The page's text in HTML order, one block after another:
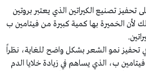
تحفيز تصنيع الكيراتين الذي يعتبر بروتين
لأن الخميرة بها كمية كبيرة من فيتامين ب
تحفيز نمو الشعر بشكل واضح للغاية، نظراً
ب، الذي يساهم في زيادة خلايا الدم